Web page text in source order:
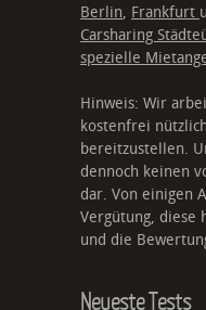
Berlin, Frankfurt
Carsharing
spezielle
Hinweis: Wir
kostenfrei
bereitzustellen.
dennoch keinen
dar. Von einigen
Vergütung, diese
und die
Neueste Tests